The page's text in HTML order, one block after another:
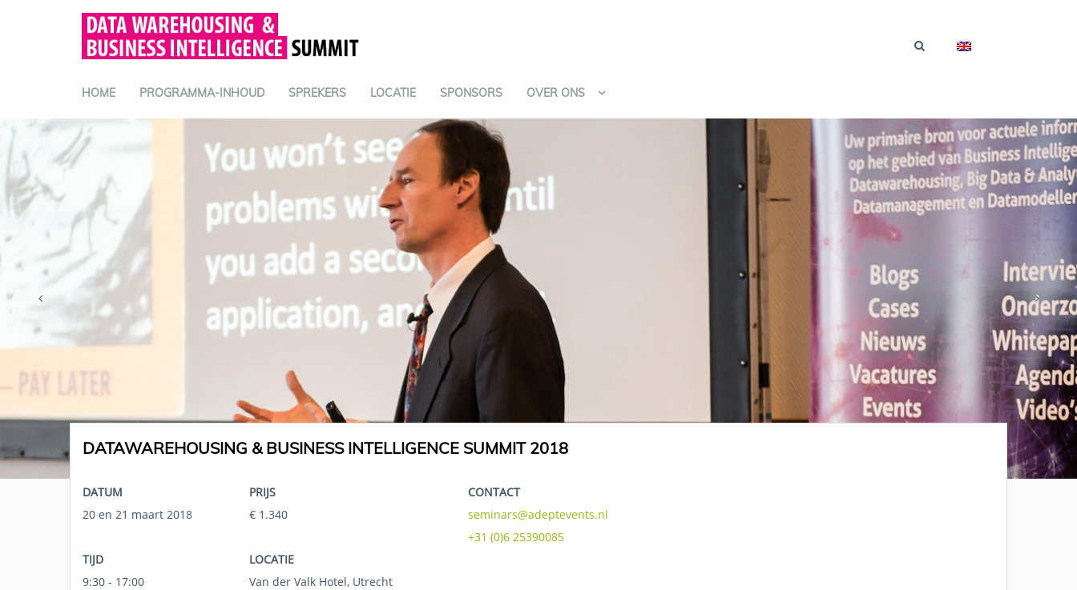
HOME PROGRAMMA-INHOUD SPREKERS LOCATIE SPONSORS OVER ONS
DATAWAREHOUSING & BUSINESS INTELLIGENCE SUMMIT 2018
DATUM PRIJS
CONTACT
20 en 21 maart 2018
€ 1.340
seminars@adeptevents.nl
+31 (0)6 25390085
TIJD
LOCATIE
9:30 - 17:00
Van der Valk Hotel, Utrecht